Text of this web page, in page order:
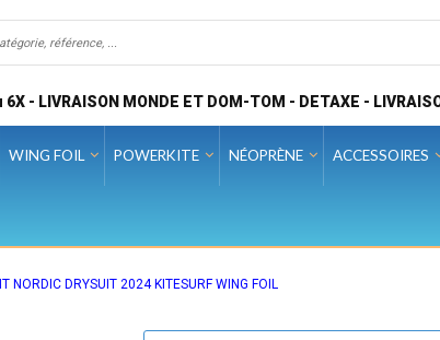
6X - LIVRAISON MONDE ET DOM-TOM - DETAXE -
WING FOIL POWERKITE NÉOPRÈNE ACCESSOIRES
NORDIC DRYSUIT 2024 KITESURF WING FOIL